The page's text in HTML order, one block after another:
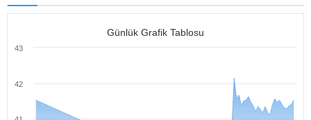
Günlük Grafik Tablosu
42
43